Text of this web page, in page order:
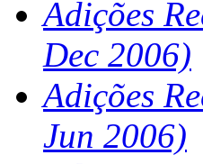
Adições
Dec 2006)
Adições
Jun 2006)